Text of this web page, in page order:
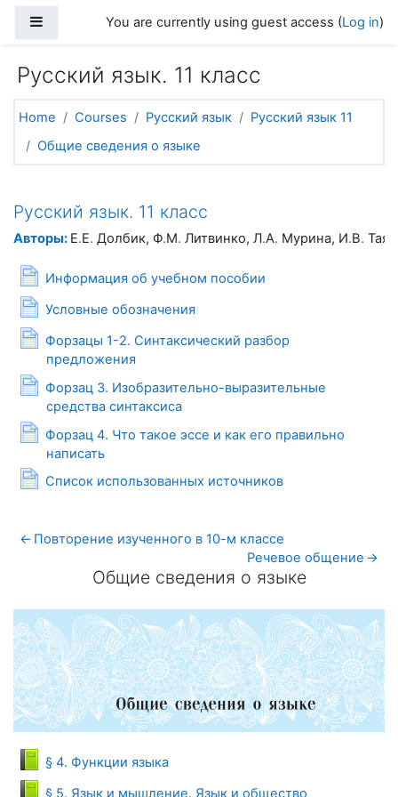
Side panelYou are currently using guest access (Log in)
Русский язык. 11 класс
Home Courses Русский язык
Русский язык 11
Общие сведения о языке
Русский язык. 11 класс
Авторы: Е.Е. Долбик, Ф.М. Литвинко, Л.А. Мурина, И.В.
Информация об учебном пособии
Page
Условные обозначения
Page
Форзацы 1-2. Синтаксический разбор
предложения
Page
Форзац 3. Изобразительно-выразительные
средства синтаксиса
Page
Форзац 4. Что такое эссе и как его правильно
написать
Page
Список использованных источников
Page
← Повторение изученного в 10-м классе
Речевое общение →
Общие сведения о языке
Общие сведения о языке
§ 4. Функции языка
Book
§ 5. Язык и мышление. Язык и общество
Book